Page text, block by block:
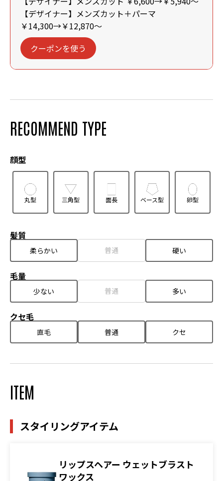
【デザイナー】メンズカット＋パーマ
￥14,300→￥12,870～
クーポンを使う
RECOMMEND TYPE
顔型
丸型 三角型 面長 ベース型 卵型
髪質
柔らかい 普通 硬い
毛量
少ない 普通 多い
クセ毛
直毛 普通 クセ
ITEM
スタイリングアイテム
リップスヘアー ウェットブラスト
ワックス